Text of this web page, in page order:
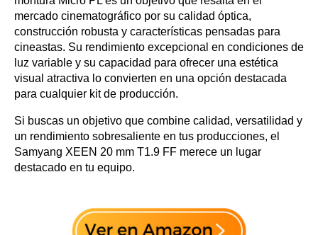
mercado cinematográfico por su calidad óptica,
construcción robusta y características pensadas para
cineastas. Su rendimiento excepcional en condiciones de
luz variable y su capacidad para ofrecer una estética
visual atractiva lo convierten en una opción destacada
para cualquier kit de producción.
Si buscas un objetivo que combine calidad, versatilidad y
un rendimiento sobresaliente en tus producciones, el
Samyang XEEN 20 mm T1.9 FF merece un lugar
destacado en tu equipo.